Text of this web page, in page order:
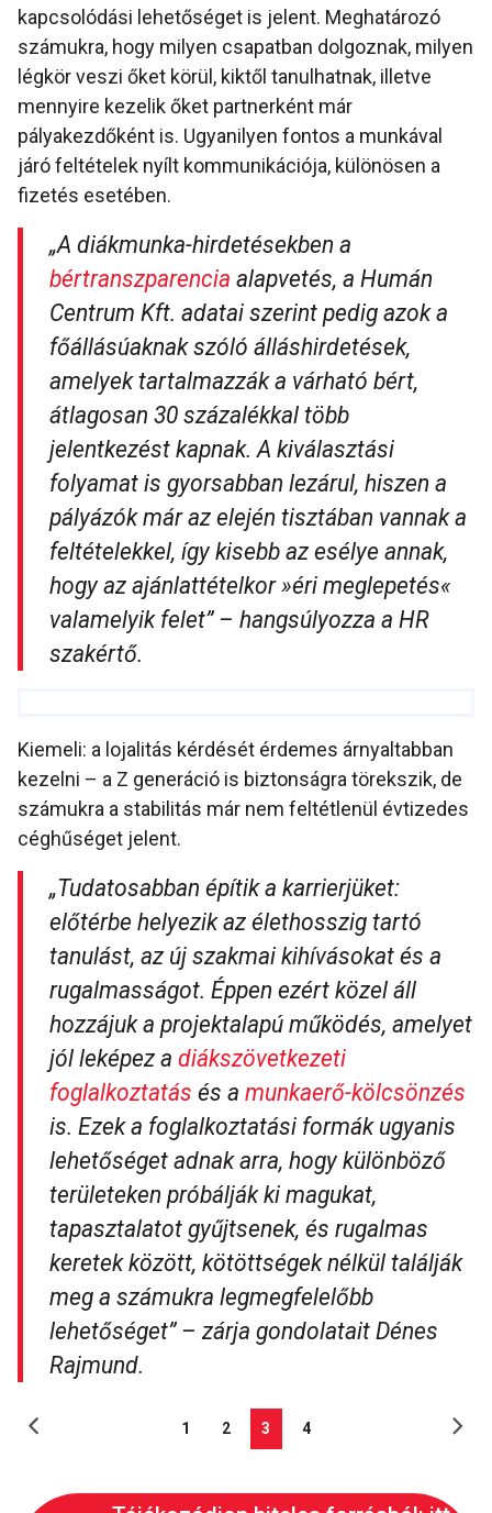
kapcsolódási lehetőséget is jelent. Meghatározó
számukra, hogy milyen csapatban dolgoznak, milyen
légkör veszi őket körül, kiktől tanulhatnak, illetve
mennyire kezelik őket partnerként már
pályakezdőként is. Ugyanilyen fontos a munkával
járó feltételek nyílt kommunikációja, különösen a
fizetés esetében.
„A diákmunka-hirdetésekben a
bértranszparencia alapvetés, a Humán
Centrum Kft. adatai szerint pedig azok a
főállásúaknak szóló álláshirdetések,
amelyek tartalmazzák a várható bért,
átlagosan 30 százalékkal több
jelentkezést kapnak. A kiválasztási
folyamat is gyorsabban lezárul, hiszen a
pályázók már az elején tisztában vannak a
feltételekkel, így kisebb az esélye annak,
hogy az ajánlattételkor »éri meglepetés«
valamelyik felet”– hangsúlyozza a HR
szakértő.
Kiemeli: a lojalitás kérdését érdemes árnyaltabban
kezelni – a Z generáció is biztonságra törekszik, de
számukra a stabilitás már nem feltétlenül évtizedes
céghűséget jelent.
„Tudatosabban építik a karrierjüket:
előtérbe helyezik az élethosszig tartó
tanulást, az új szakmai kihívásokat és a
rugalmasságot. Éppen ezért közel áll
hozzájuk a projektalapú működés, amelyet
jól leképez a diákszövetkezeti
foglalkoztatás és a munkaerő-kölcsönzés
is. Ezek a foglalkoztatási formák ugyanis
lehetőséget adnak arra, hogy különböző
területeken próbálják ki magukat,
tapasztalatot gyűjtsenek, és rugalmas
keretek között, kötöttségek nélkül találják
meg a számukra legmegfelelőbb
lehetőséget” – zárja gondolatait Dénes
Rajmund.
1 2 3 4